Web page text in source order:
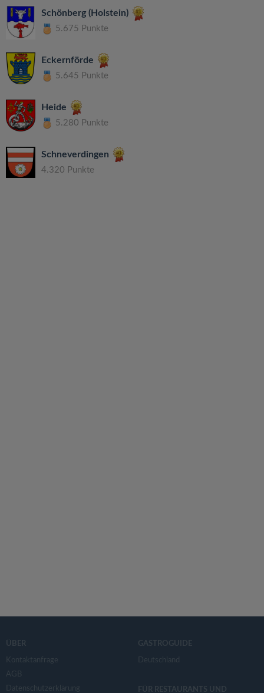
Schönberg (Holstein)
5.675 Punkte
Eckernförde
5.645 Punkte
Heide
5.280 Punkte
Schneverdingen
4.320 Punkte
ÜBER
Kontaktanfrage
AGB
Datenschutzerklärung
GASTROGUIDE
Deutschland
FÜR RESTAURANTS UND